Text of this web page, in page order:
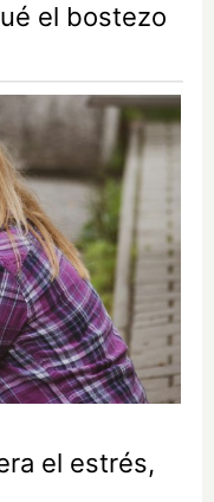
el bostezo
el estrés,